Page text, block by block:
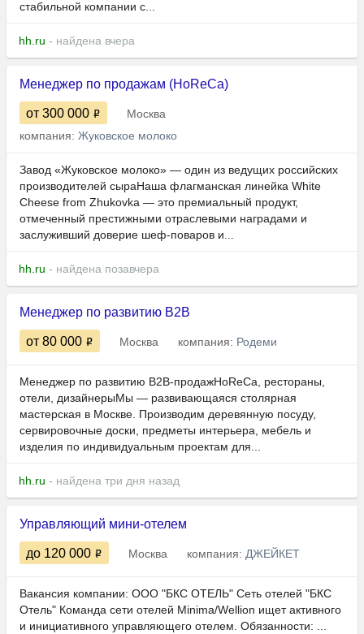
стабильной компании с...
hh.ru - найдена вчера
Менеджер по продажам (HoReCa)
от 300 000
Москва
компания: Жуковское молоко
Завод «Жуковское молоко» — один из ведущих российских
производителей сыраНаша флагманская линейка White
Cheese from Zhukovka — это премиальный продукт,
отмеченный престижными отраслевыми наградами и
заслуживший доверие шеф-поваров и...
hh.ru - найдена позавчера
Менеджер по развитию B2B
от 80 000 Москва компания: Родеми
Менеджер по развитию B2B-продажHoReCa, рестораны,
отели, дизайнерыМы — развивающаяся столярная
мастерская в Москве. Производим деревянную посуду,
сервировочные доски, предметы интерьера, мебель и
изделия по индивидуальным проектам для...
hh.ru - найдена три дня назад
Управляющий мини-отелем
до 120 000 Москва компания: ДЖЕЙКЕТ
Вакансия компании: ООО "БКС ОТЕЛЬ" Сеть отелей "БКС
Отель" Команда сети отелей Minima/Wellion ищет активного
и инициативного управляющего отелем. Обязанности: ...